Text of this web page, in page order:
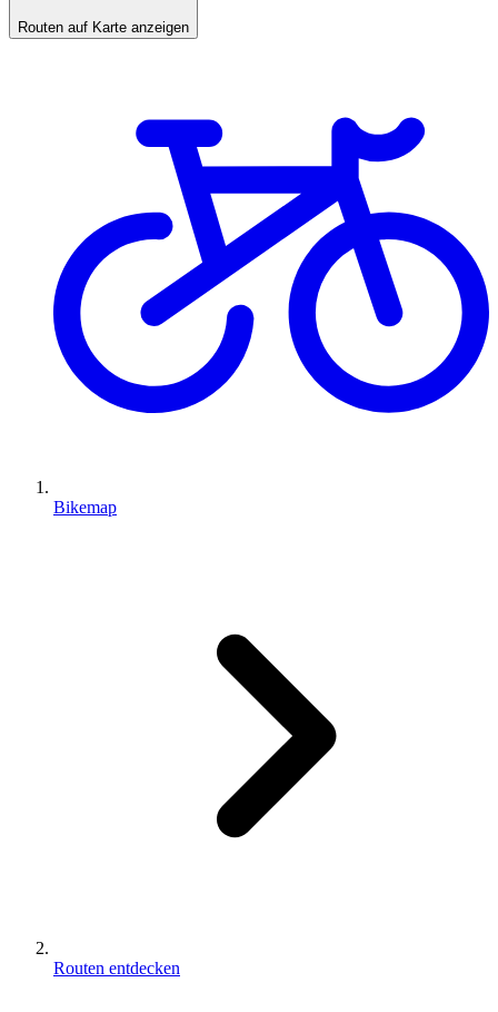
Routen auf Karte anzeigen
Bikemap
Routen entdecken